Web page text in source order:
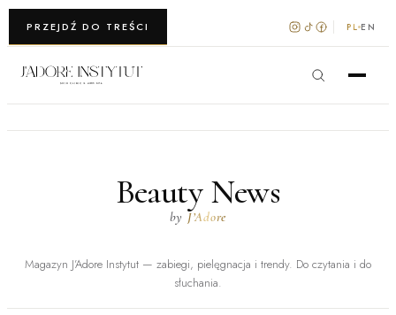
PRZEJDŹ DO TREŚCI
WARSZAWA · KRAKÓW PL EN
Beauty News
by J’Adore
Magazyn J’Adore Instytut — zabiegi, pielęgnacja i trendy. Do czytania i do
słuchania.